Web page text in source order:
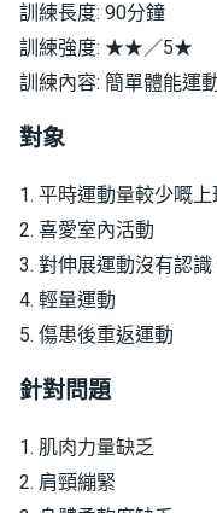
訓練長度: 90分鐘
訓練強度: ★★／5★
訓練內容: 簡單體能運
對象
1. 平時運動量較少嘅
2. 喜愛室內活動
3. 對伸展運動沒有認
4. 輕量運動
5. 傷患後重返運動
針對問題
1. 肌肉力量缺乏
2. 肩頸繃緊